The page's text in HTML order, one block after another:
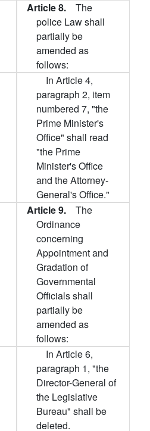
Article 8. The
police Law shall
partially be
amended as
follows:
In Article 4,
paragraph 2, item
numbered 7, "the
Prime Minister's
Office" shall read
"the Prime
Minister's Office
and the Attorney-
General's Office."
Article 9. The
Ordinance
concerning
Appointment and
Gradation of
Governmental
Officials shall
partially be
amended as
follows:
In Article 6,
paragraph 1, "the
Director-General of
the Legislative
Bureau" shall be
deleted.